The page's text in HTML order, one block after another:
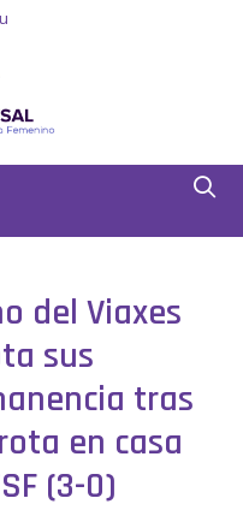
del Viaxes
sus
tras
en casa
(3-0)